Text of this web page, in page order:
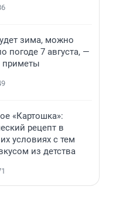
зима, можно
погоде 7 августа, —
«Картошка»:
рецепт в
условиях с тем
из детства